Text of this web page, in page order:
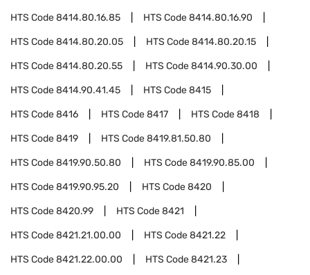
HTS Code8414.80.16.85 HTS Code8414.80.16.90
HTS Code8414.80.20.05 HTS Code8414.80.20.15
HTS Code8414.80.20.55 HTS Code8414.90.30.00
HTS Code8414.90.41.45 HTS Code8415
HTS Code8416 HTS Code8417 HTS Code8418
HTS Code8419 HTS Code8419.81.50.80
HTS Code8419.90.50.80 HTS Code8419.90.85.00
HTS Code8419.90.95.20 HTS Code8420
HTS Code8420.99 HTS Code8421
HTS Code8421.21.00.00 HTS Code8421.22
HTS Code8421.22.00.00 HTS Code8421.23